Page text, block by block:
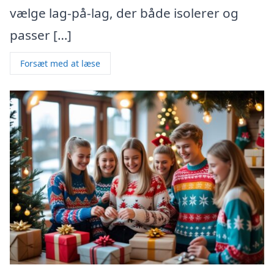
vælge lag-på-lag, der både isolerer og
passer […]
Forsæt med at læse